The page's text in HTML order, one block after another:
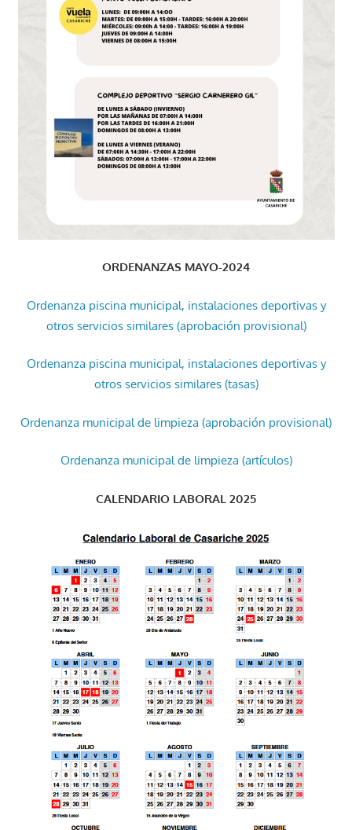
ORDENANZAS MAYO-2024
Ordenanza piscina municipal, instalaciones deportivas y
otros servicios similares (aprobación provisional)
Ordenanza piscina municipal, instalaciones deportivas y
otros servicios similares (tasas)
Ordenanza municipal de limpieza (aprobación provisional)
Ordenanza municipal de limpieza (artículos)
CALENDARIO LABORAL 2025